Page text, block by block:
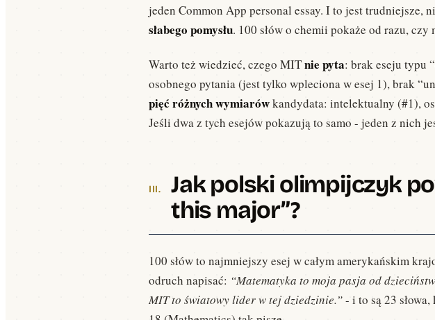
jeden Common App personal essay. I to jest trudniejsze,
słabego pomysłu. 100 słów o chemii pokaże od razu, czy
Warto też wiedzieć, czego MITnie pyta: brak eseju typu
osobnego pytania (jest tylko wpleciona w esej 1), brak
pięć różnych wymiarówkandydata: intelektualny (#1),
Jeśli dwa z tych esejów pokazują to samo - jeden z nich
Jak polski olimpijczyk
this major”?
100 słów to najmniejszy esej w całym amerykańskim
odruch napisać: “Matematyka to moja pasja od
MIT to światowy lider w tej dziedzinie.”- i to są 23